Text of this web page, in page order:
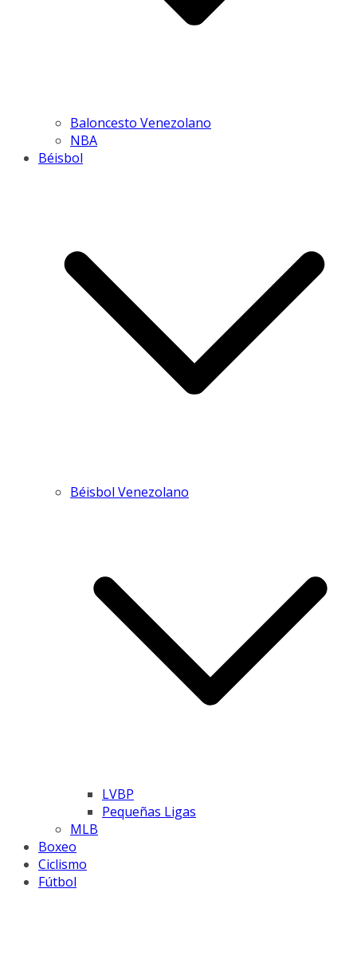
Baloncesto Venezolano
NBA
Béisbol
Béisbol Venezolano
LVBP
Pequeñas Ligas
MLB
Boxeo
Ciclismo
Fútbol